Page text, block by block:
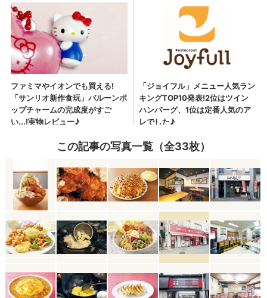
この記事の写真一覧（全33枚）